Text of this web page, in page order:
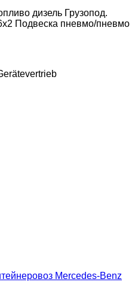
дизель Грузопод.
Подвеска пневмо/пневмо
Mercedes-Benz